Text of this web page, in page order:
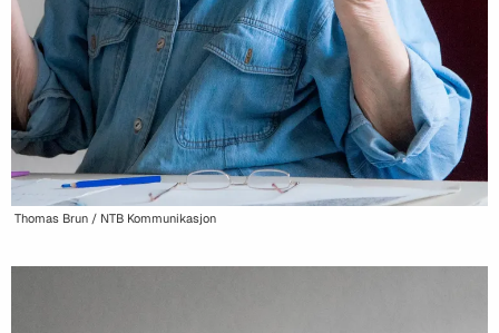
Thomas Brun / NTB Kommunikasjon